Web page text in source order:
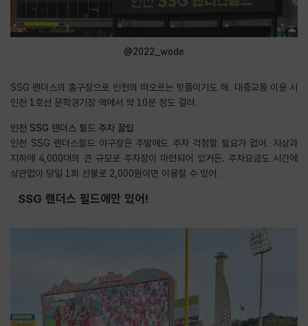
@2022_wode
SSG 랜더스의 홈구장으로 인천의 떠오르는 핫플이기도 해. 대중교통 이용 시
인천 1호선 문학경기장 역에서 약 10분 정도 걸려.
인천 SSG 랜더스 필드 주차 꿀팁
인천 SSG 랜더스필드 야구장은 주말에도 주차 걱정할 필요가 없어. 지상과
지하에 4,000대의 큰 규모로 주차장이 마련되어 있거든. 주차요금도 시간에
상관없이 당일 1회 선불로 2,000원이면 이용할 수 있어.
SSG 랜더스 필드에만 있어!